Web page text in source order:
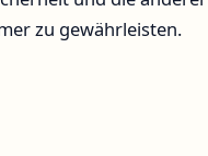
zu gewährleisten.